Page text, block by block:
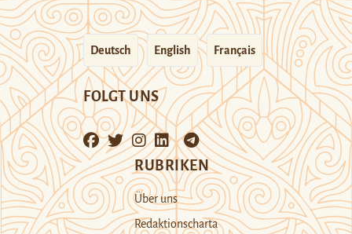
Deutsch English Français
FOLGT UNS
RUBRIKEN
Über uns
Redaktionscharta